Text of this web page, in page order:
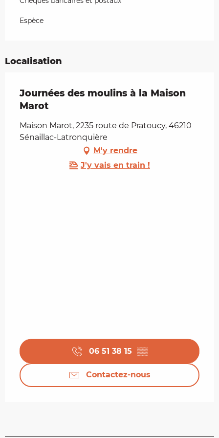
Espèce
Localisation
Journées des moulins à la Maison
Marot
Maison Marot, 2235 route de Pratoucy, 46210
Sénaillac-Latronquière
M'y rendre
J'y vais en train !
06 51 38 15 ▒▒
Contactez-nous